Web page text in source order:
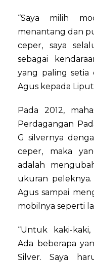
“Saya milih
menantang dan
ceper, saya
sebagai
yang paling setia
Agus kepada
Pada 2012,
Perdagangan
G silvernya
ceper, maka
adalah
ukuran
Agus sampai
mobilnya seperti
“Untuk kaki-
Ada beberapa
Silver. Saya